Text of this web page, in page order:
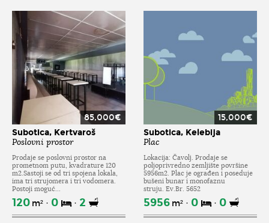
85,000€
Subotica, Kertvaroš
Poslovni prostor
Prodaje se poslovni prostor na
prometnom putu, kvadrature 120
m2.Sastoji se od tri spojena lokala,
ima tri strujomera i tri vodomera.
Postoji moguć...
120 m² 0 2
15,000€
Subotica, Kelebija
Plac
Lokacija: Čavolj. Prodaje se
poljoprivredno zemljište površine
5956m2. Plac je ograđen i poseduje
bušeni bunar i monofaznu
struju. Ev.Br. 5652
5956 m² 0 0